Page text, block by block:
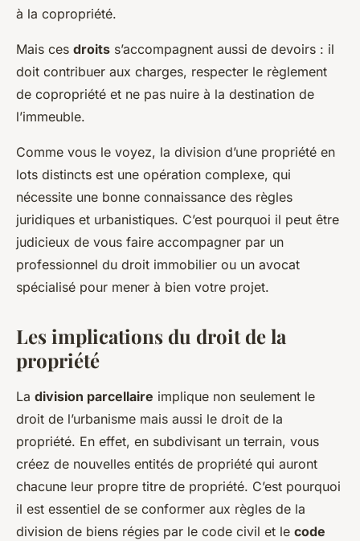
à la copropriété.
Mais ces droits s’accompagnent aussi de devoirs : il
doit contribuer aux charges, respecter le règlement
de copropriété et ne pas nuire à la destination de
l’immeuble.
Comme vous le voyez, la division d’une propriété en
lots distincts est une opération complexe, qui
nécessite une bonne connaissance des règles
juridiques et urbanistiques. C’est pourquoi il peut être
judicieux de vous faire accompagner par un
professionnel du droit immobilier ou un avocat
spécialisé pour mener à bien votre projet.
Les implications du droit de la
propriété
La division parcellaire implique non seulement le
droit de l’urbanisme mais aussi le droit de la
propriété. En effet, en subdivisant un terrain, vous
créez de nouvelles entités de propriété qui auront
chacune leur propre titre de propriété. C’est pourquoi
il est essentiel de se conformer aux règles de la
division de biens régies par le code civil et le code